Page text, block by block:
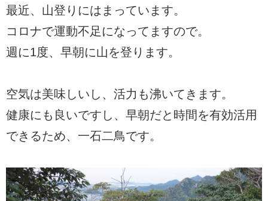
最近、山登りにはまっています。
コロナで運動不足になってますので。
週に1度、早朝に山を登ります。
空気は美味しいし、活力も沸いてきます。
健康にも良いですし、早朝だと時間を有効活用
できるため、一石二鳥です。